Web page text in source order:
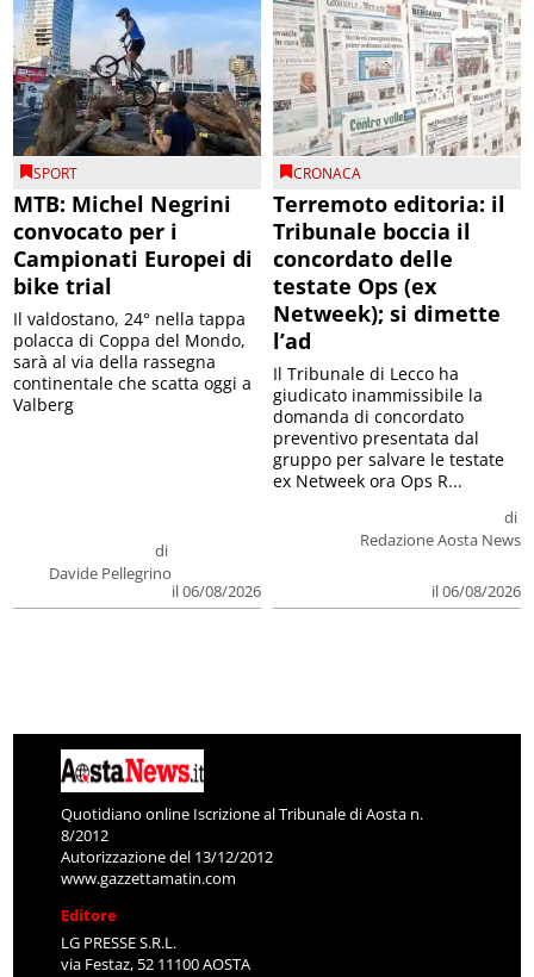
SPORT
MTB: Michel Negrini
convocato per i
Campionati Europei di
bike trial
di
Davide Pellegrino
il 06/08/2026
Il valdostano, 24° nella tappa
polacca di Coppa del Mondo,
sarà al via della rassegna
continentale che scatta oggi a
Valberg
CRONACA
Terremoto editoria: il
Tribunale boccia il
concordato delle
testate Ops (ex
Netweek); si dimette
l’ad
di
Redazione Aosta News
il 06/08/2026
Il Tribunale di Lecco ha
giudicato inammissibile la
domanda di concordato
preventivo presentata dal
gruppo per salvare le testate
ex Netweek ora Ops R...
Quotidiano online Iscrizione al Tribunale di Aosta n.
8/2012
Autorizzazione del 13/12/2012
www.gazzettamatin.com
Editore
LG PRESSE S.R.L.
via Festaz, 52 11100 AOSTA